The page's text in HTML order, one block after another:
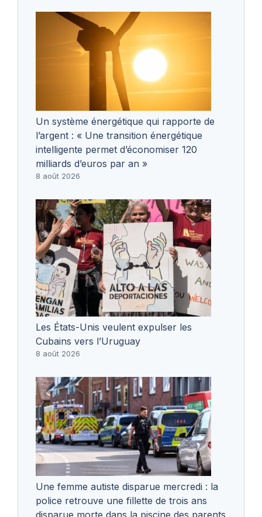
Un système énergétique qui rapporte de
l’argent : « Une transition énergétique
intelligente permet d’économiser 120
milliards d’euros par an »
8 août 2026
Les États-Unis veulent expulser les
Cubains vers l’Uruguay
8 août 2026
Une femme autiste disparue mercredi : la
police retrouve une fillette de trois ans
disparue morte dans la piscine des parents